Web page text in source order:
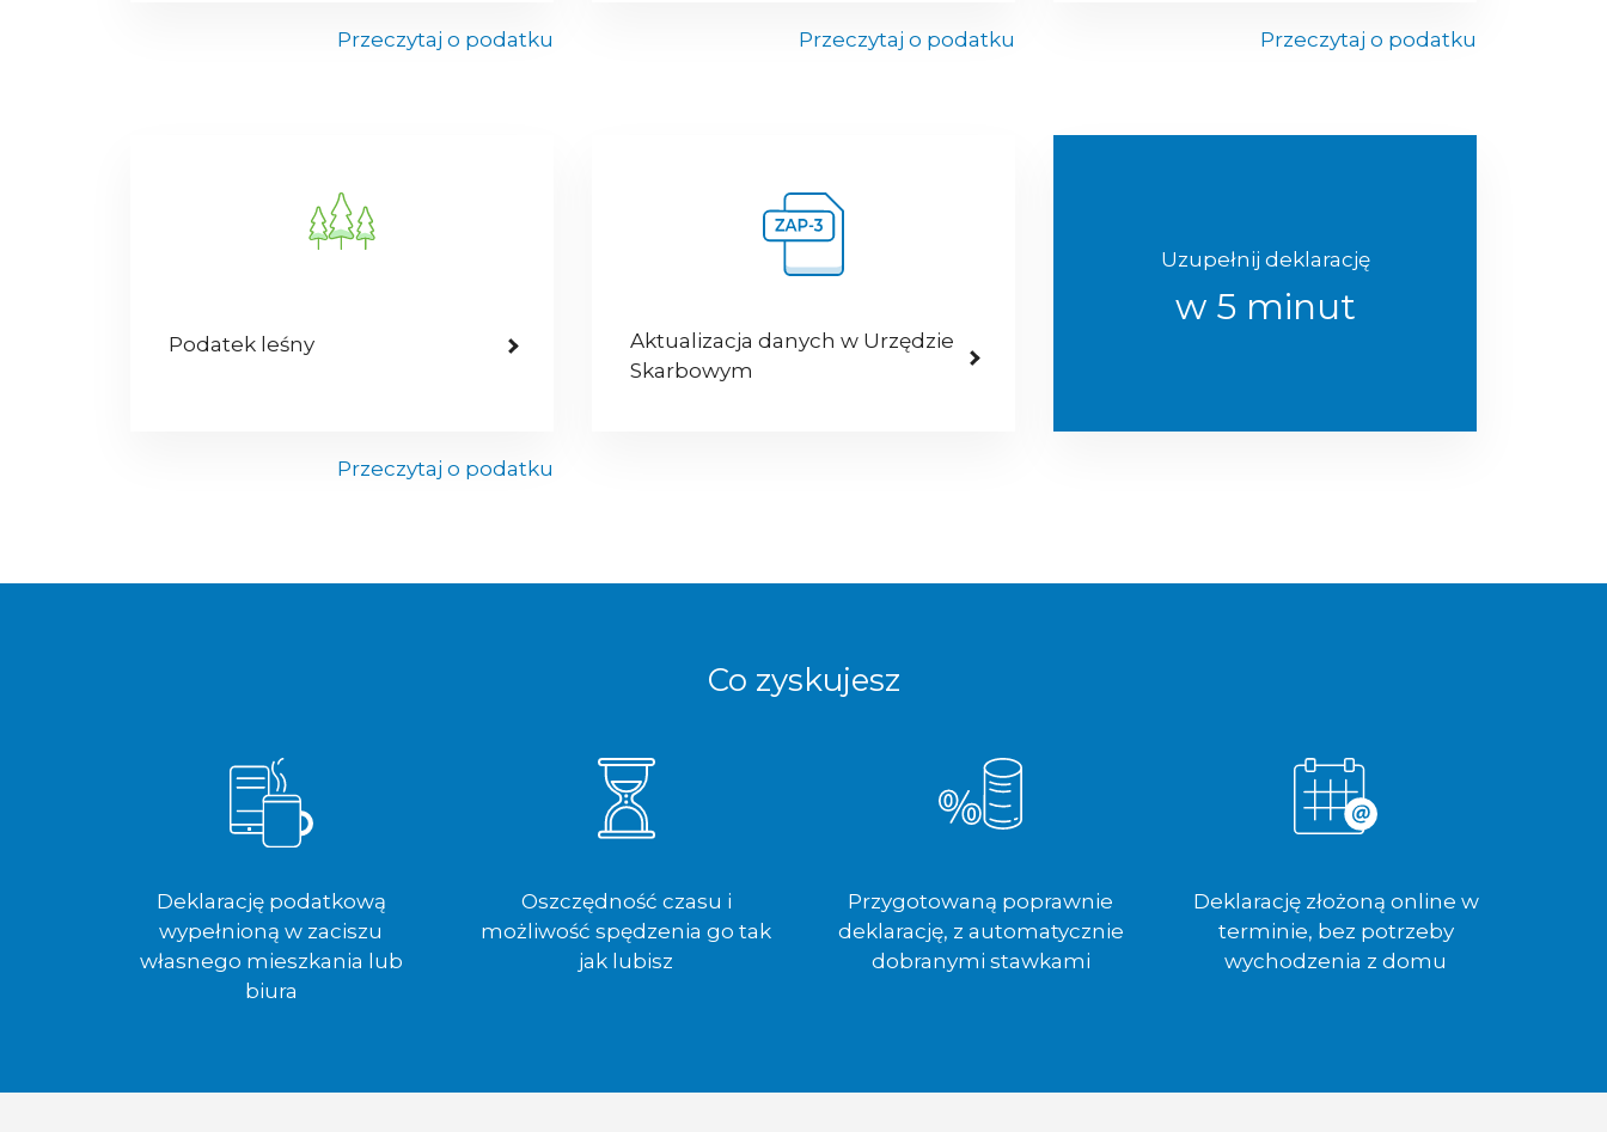
Przeczytaj o podatku Przeczytaj o podatku Przeczytaj o podatku
Podatek leśny
Przeczytaj o podatku
Aktualizacja danych w Urzędzie
Skarbowym
Uzupełnij deklarację
w 5 minut
Co zyskujesz
Deklarację podatkową
wypełnioną w zaciszu
własnego mieszkania lub
biura
Oszczędność czasu i
możliwość spędzenia go tak
jak lubisz
Przygotowaną poprawnie
deklarację, z automatycznie
dobranymi stawkami
Deklarację złożoną online w
terminie, bez potrzeby
wychodzenia z domu